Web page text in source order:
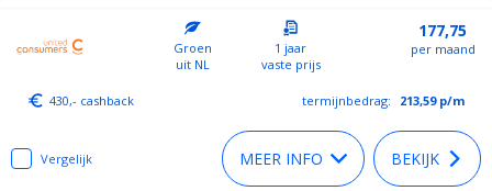
Groen
uit NL
1 jaar
vaste prijs
177,75
per maand
430,- cashback termijnbedrag: 213,59 p/m
Vergelijk MEER INFO BEKIJK